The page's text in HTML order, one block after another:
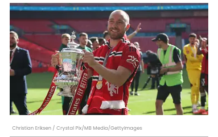
Christian Eriksen / Crystal Pix/MB Media/GettyImages